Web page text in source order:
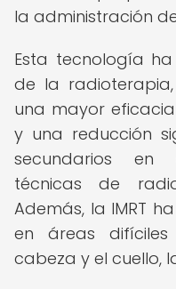
la administración
Esta tecnología
de la
una mayor
y una reducción
secundarios en
técnicas de
Además, la IMRT
en áreas
cabeza y el cuello,